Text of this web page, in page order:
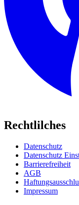
Rechtlilches
Datenschutz
Datenschutz
Barrierefreiheit
AGB
Impressum